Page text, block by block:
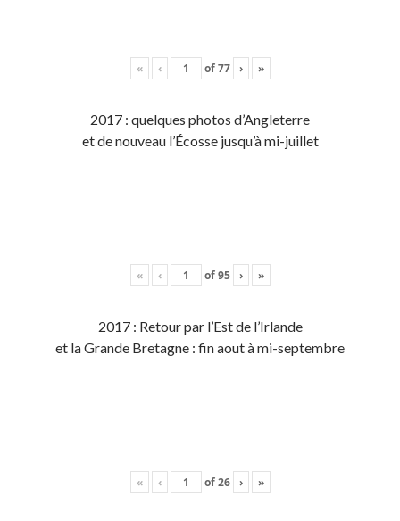
« ‹ of77 › »
2017 : quelques photos d’Angleterre
et de nouveau l’Écosse jusqu’à mi-juillet
« ‹ of95 › »
2017 : Retour par l’Est de l’Irlande
et la Grande Bretagne : fin aout à mi-septembre
« ‹ of26 › »